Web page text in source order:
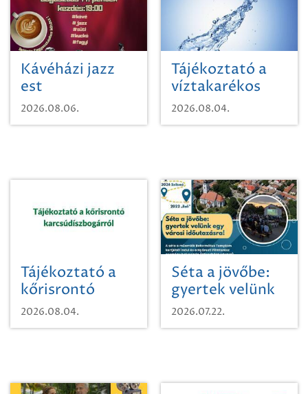
Kávéházi jazz
est
2026.08.06.
Tájékoztató a
víztakarékos
vízhasználatról
2026.08.04.
Tájékoztató a
kőrisrontó
karcsúdíszbogárról
2026.08.04.
Séta a jövőbe:
gyertek velünk
egy városi
időutazásra!
2026.07.22.